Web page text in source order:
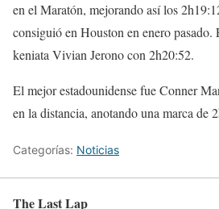
en el Maratón, mejorando así los
consiguió en Houston en enero
keniata Vivian Jerono con 2h20:52.
El mejor estadounidense fue Conner
en la distancia, anotando una marca de
Categorías: Noticias
The Last Lap